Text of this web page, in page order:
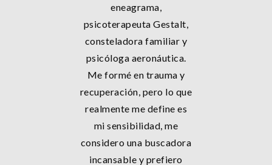
eneagrama,
psicoterapeuta Gestalt,
consteladora familiar y
psicóloga aeronáutica.
Me formé en trauma y
recuperación, pero lo que
realmente me define es
mi sensibilidad, me
considero una buscadora
incansable y prefiero